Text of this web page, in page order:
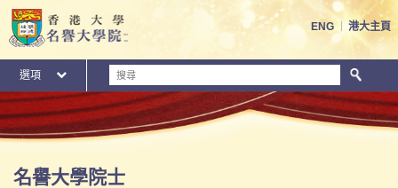
到
內
容
ENG 港大主頁
選項
內
容
開
名譽大學院士